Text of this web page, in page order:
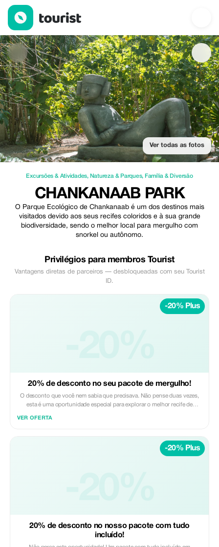
Chankanaab Park — Excursões & Atividades | Up to 20% off |
Ver todas as fotos
Excursões & Atividades, Natureza & Parques, Família & Diversão
CHANKANAAB PARK
O Parque Ecológico de Chankanaab é um dos destinos mais
visitados devido aos seus recifes coloridos e à sua grande
biodiversidade, sendo o melhor local para mergulho com
snorkel ou autônomo.
Privilégios para membros Tourist
Vantagens diretas de parceiros — desbloqueadas com seu Tourist
ID.
-20% Plus
20% de desconto no seu pacote de mergulho!
O desconto que você nem sabia que precisava. Não pense duas vezes,
esta é uma oportunidade especial para explorar o melhor recife de
VER OFERTA
-20% Plus
20% de desconto no nosso pacote com tudo
incluído!